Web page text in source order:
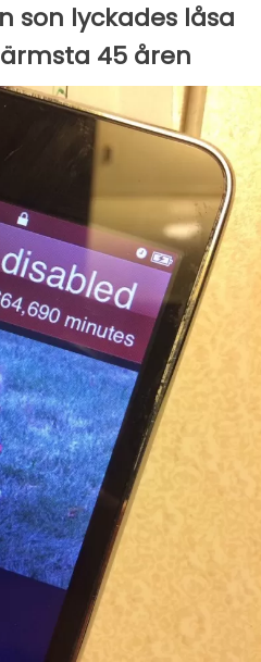
son lyckades låsa
45 åren